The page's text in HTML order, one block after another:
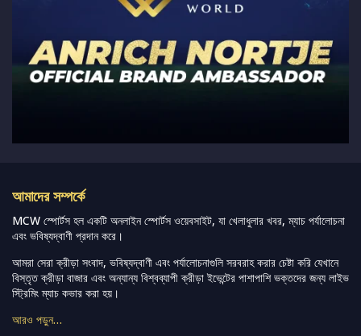
আমাদের সম্পর্কে
MCW স্পোর্টস হল একটি অনলাইন স্পোর্টস ওয়েবসাইট, যা খেলাধুলার খবর, ম্যাচ পর্যালোচনা
এবং ভবিষ্যদ্বাণী প্রদান করে।
আমরা সেরা ক্রীড়া সংবাদ, ভবিষ্যদ্বাণী এবং পর্যালোচনাগুলি সরবরাহ করার চেষ্টা করি যেখানে
বিস্তৃত ক্রীড়া বাজার এবং অন্যান্য বিশ্বব্যাপী ক্রীড়া ইভেন্টের পাশাপাশি ভক্তদের জন্য লাইভ
স্ট্রিমিং ম্যাচ কভার করা হয়।
আরও পড়ুন…